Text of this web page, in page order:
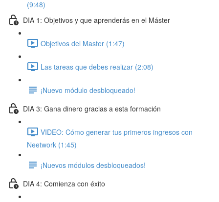
(9:48)
DIA 1: Objetivos y que aprenderás en el Máster
Objetivos del Master (1:47)
Las tareas que debes realizar (2:08)
¡Nuevo módulo desbloqueado!
DIA 3: Gana dinero gracias a esta formación
VIDEO: Cómo generar tus primeros ingresos con
Neetwork (1:45)
¡Nuevos módulos desbloqueados!
DIA 4: Comienza con éxito